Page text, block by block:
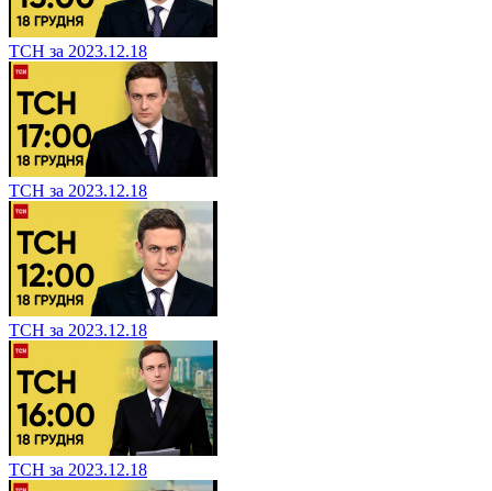
ТСН за 2023.12.18
ТСН за 2023.12.18
ТСН за 2023.12.18
ТСН за 2023.12.18